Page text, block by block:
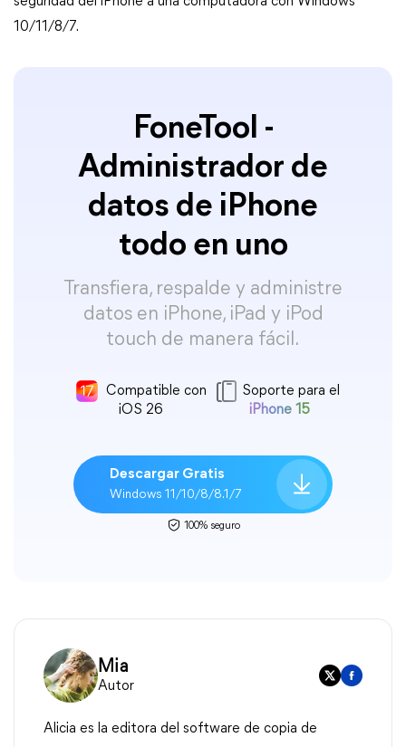
10/11/8/7.
FoneTool -
Administrador de
datos de iPhone
todo en uno
Transfiera, respalde y administre
datos en iPhone, iPad y iPod
touch de manera fácil.
Compatible con
iOS 26
Soporte para el
iPhone 15
Descargar Gratis
Windows 11/10/8/8.1/7
100% seguro
Mia
Autor
Alicia es la editora del software de copia de